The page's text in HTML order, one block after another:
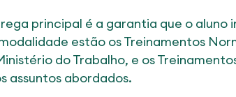
principal é a garantia que o
estão os Treinamentos
do Trabalho, e os
assuntos abordados.